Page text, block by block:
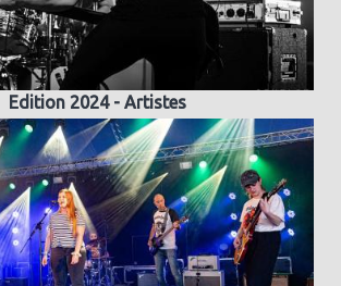
Edition 2024 - Artistes